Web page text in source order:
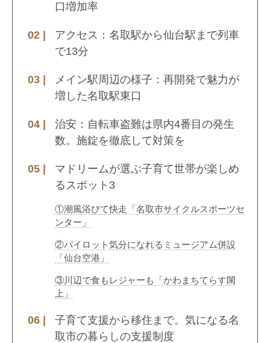
口増加率
アクセス：名取駅から仙台駅まで列車
で13分
メイン駅周辺の様子：再開発で魅力が
増した名取駅東口
治安：自転車盗難は県内4番目の発生
数。施錠を徹底して対策を
マドリームが選ぶ子育て世帯が楽しめ
るスポット3
①潮風浴びて快走「名取市サイクルスポーツセ
ンター」
②パイロット気分になれるミュージアム併設
「仙台空港」
③川辺で食もレジャーも「かわまちてらす閖
上」
子育て支援から移住まで。気になる名
取市の暮らしの支援制度